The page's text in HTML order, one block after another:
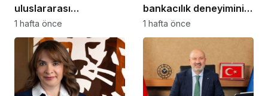
uluslararası
piyasalardan 414
milyon dolarlık yeni
kaynak
1 hafta önce
bankacılık deneyimini
ChatGPT’ye taşıdı
1 hafta önce